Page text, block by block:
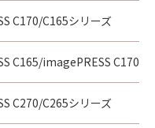
C170/C165シリーズ
C165/imagePRESS C170
C270/C265シリーズ